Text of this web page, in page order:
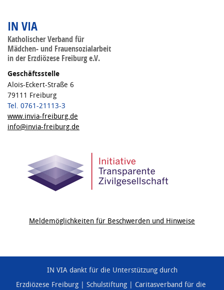
IN VIA
Katholischer Verband für
Mädchen- und Frauensozialarbeit
in der Erzdiözese Freiburg e.V.
Geschäftsstelle
Alois-Eckert-Straße 6
79111 Freiburg
Tel. 0761-21113-3
www.invia-freiburg.de
info@invia-freiburg.de
Meldemöglichkeiten für Beschwerden und Hinweise
IN VIA dankt für die Unterstützung durch
Erzdiözese Freiburg
Schulstiftung
Caritasverband für die